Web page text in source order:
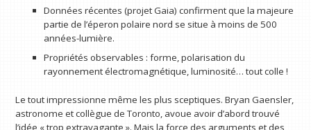
Données récentes (projet Gaia) confirment que la majeure
partie de l’éperon polaire nord se situe à moins de 500
années-lumière.
Propriétés observables : forme, polarisation du
rayonnement électromagnétique, luminosité… tout colle !
Le tout impressionne même les plus sceptiques. Bryan Gaensler,
astronome et collègue de Toronto, avoue avoir d’abord trouvé
l’idée « trop extravagante ». Mais la force des arguments et des